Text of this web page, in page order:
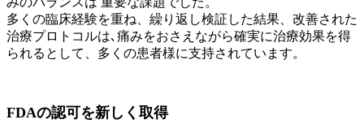
多くの臨床経験を重ね、繰り返し検証した結果、改善された
治療プロトコルは､痛みをおさえながら確実に治療効果を得
られるとして、多くの患者様に支持されています。
FDAの認可を新しく取得